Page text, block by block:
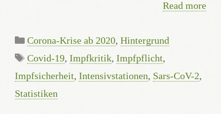
Read more
Categories
Corona-Krise ab 2020, Hintergrund
Tags
Covid-19, Impfkritik, Impfpflicht,
Impfsicherheit, Intensivstationen, Sars-CoV-2,
Statistiken